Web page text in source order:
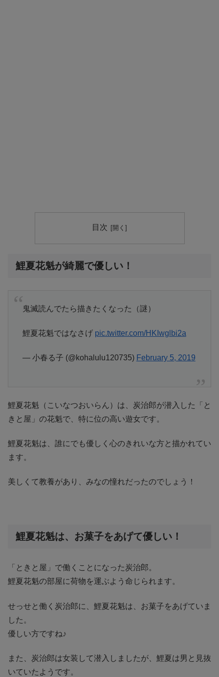
目次
鯉夏花魁が綺麗で優しい！
鬼滅読んでたら描きたくなった（謎）
鯉夏花魁ではなさげ pic.twitter.com/HKIwglbi2a
— 小春る子 (@kohalulu120735) February 5, 2019
鯉夏花魁（こいなつおいらん）は、炭治郎が潜入した「と
きと屋」の花魁で、特に位の高い遊女です。
鯉夏花魁は、誰にでも優しく心のきれいな方と描かれてい
ます。
美しくて教養があり、みなの憧れだったのでしょう！
鯉夏花魁は、お菓子をあげて優しい！
「ときと屋」で働くことになった炭治郎。
鯉夏花魁の部屋に荷物を運ぶよう命じられます。
せっせと働く炭治郎に、鯉夏花魁は、お菓子をあげていま
した。
優しい方ですね♪
また、炭治郎は女装して潜入しましたが、鯉夏は男と見抜
いていたようです。